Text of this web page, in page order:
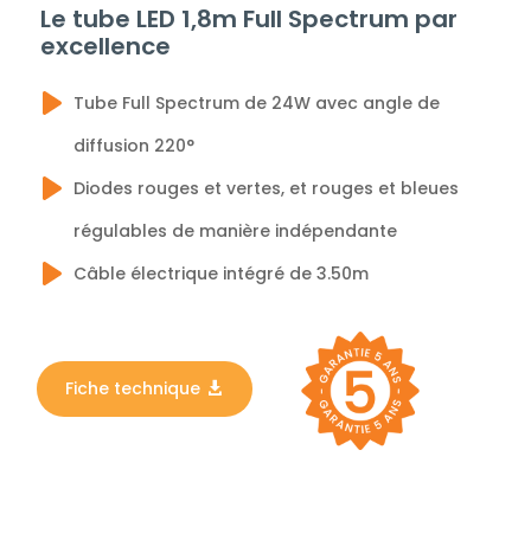
Le tube LED 1,8m Full Spectrum par
excellence
Tube Full Spectrum de 24W avec angle de
diffusion 220°
Diodes rouges et vertes, et rouges et bleues
régulables de manière indépendante
Câble électrique intégré de 3.50m
Fiche technique